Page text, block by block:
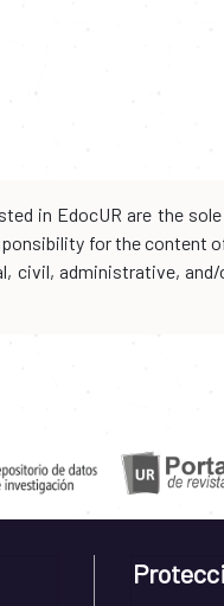
in EdocUR are the
for the content
civil, administrative,